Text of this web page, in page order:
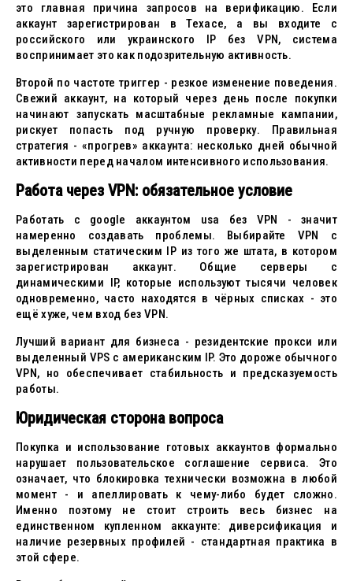
это главная причина запросов на верификацию. Если
аккаунт зарегистрирован в Техасе, а вы входите с
российского или украинского IP без VPN, система
воспринимает это как подозрительную активность.
Второй по частоте триггер - резкое изменение поведения.
Свежий аккаунт, на который через день после покупки
начинают запускать масштабные рекламные кампании,
рискует попасть под ручную проверку. Правильная
стратегия - «прогрев» аккаунта: несколько дней обычной
активности перед началом интенсивного использования.
Работа через VPN: обязательное условие
Работать с google аккаунтом usa без VPN - значит
намеренно создавать проблемы. Выбирайте VPN с
выделенным статическим IP из того же штата, в котором
зарегистрирован аккаунт. Общие серверы с
динамическими IP, которые используют тысячи человек
одновременно, часто находятся в чёрных списках - это
ещё хуже, чем вход без VPN.
Лучший вариант для бизнеса - резидентские прокси или
выделенный VPS с американским IP. Это дороже обычного
VPN, но обеспечивает стабильность и предсказуемость
работы.
Юридическая сторона вопроса
Покупка и использование готовых аккаунтов формально
нарушает пользовательское соглашение сервиса. Это
означает, что блокировка технически возможна в любой
момент - и апеллировать к чему-либо будет сложно.
Именно поэтому не стоит строить весь бизнес на
единственном купленном аккаунте: диверсификация и
наличие резервных профилей - стандартная практика в
этой сфере.